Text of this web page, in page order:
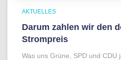
AKTUELLES
Darum zahlen wir den
Strompreis
Was uns Grüne, SPD und CDU